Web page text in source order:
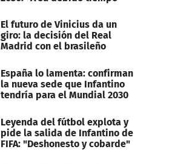
El futuro de Vinicius da un
giro: la decisión del Real
Madrid con el brasileño
España lo lamenta: confirman
la nueva sede que Infantino
tendría para el Mundial 2030
Leyenda del fútbol explota y
pide la salida de Infantino de
FIFA: "Deshonesto y cobarde"